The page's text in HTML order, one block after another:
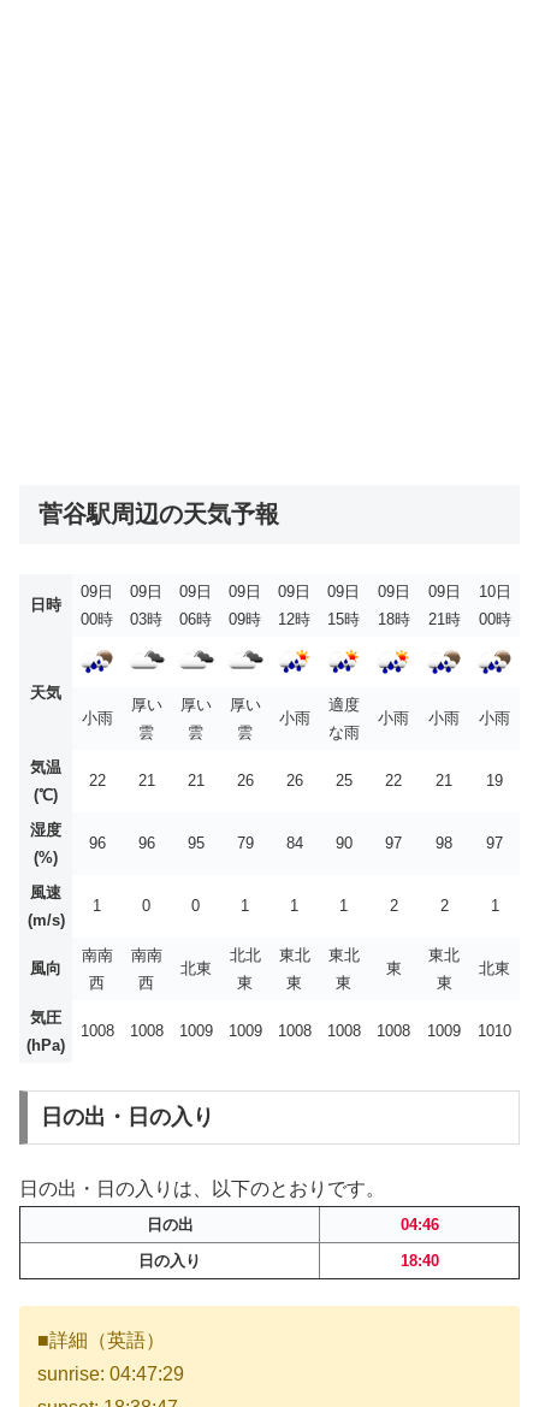
菅谷駅周辺の天気予報
日時
09日
00時
09日
03時
09日
06時
09日
09時
09日
12時
09日
15時
09日
18時
09日
21時
10日
00時
天気
小雨
厚い
雲
厚い
雲
厚い
雲
小雨
適度
な雨
小雨 小雨 小雨
気温
(℃)
22 21 21 26 26 25 22 21 19
湿度
(%)
96 96 95 79 84 90 97 98 97
風速
(m/s)
1 0 0 1 1 1 2 2 1
風向
南南
西
南南
西
北東
北北
東
東北
東
東北
東
東
東北
東
北東
気圧
(hPa)
1008 1008 1009 1009 1008 1008 1008 1009 1010
日の出・日の入り
日の出・日の入りは、以下のとおりです。
日の出
04:46
日の入り
18:40
■詳細（英語）
sunrise: 04:47:29